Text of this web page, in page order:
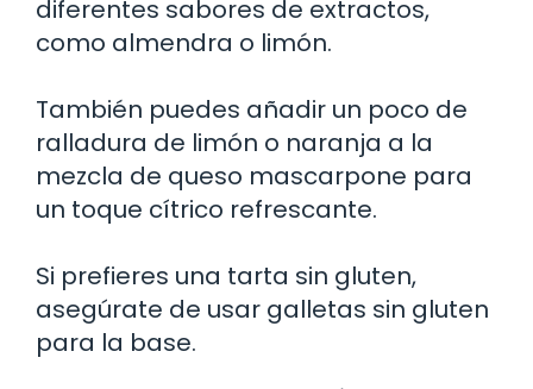
diferentes sabores de extractos,
como almendra o limón.
También puedes añadir un poco de
ralladura de limón o naranja a la
mezcla de queso mascarpone para
un toque cítrico refrescante.
Si prefieres una tarta sin gluten,
asegúrate de usar galletas sin gluten
para la base.